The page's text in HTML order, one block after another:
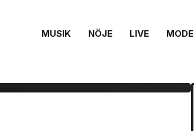
MUSIK NÖJE LIVE MODE
sommarens